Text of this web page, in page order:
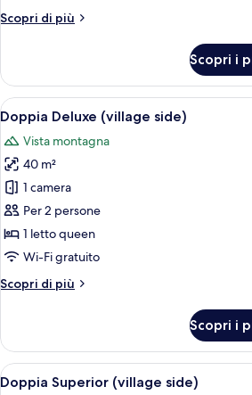
Scopri di più
Altri
Superior
(village
side)
Scopri i
Apri
tutte
le
foto
per
Doppia
Deluxe
(village
Una
5
Doppia Deluxe (village side)
Vista montagna
40 m²
1 camera
Per 2 persone
1 letto queen
Wi-Fi gratuito
Scopri di più
Altri
Deluxe
(village
side)
Scopri i
Apri
Una
4
Doppia Superior (village side)